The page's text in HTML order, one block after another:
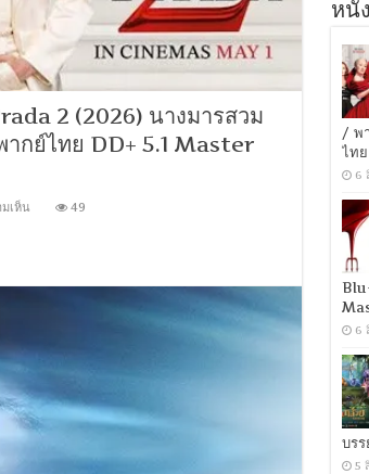
2 (2026) นางมารสวม
ากย์ไทย DD+ 5.1 Master
เห็นบน
Devil
สวม
ปราด้
49
หนั
/ พ
ไท
6
6
บร
5